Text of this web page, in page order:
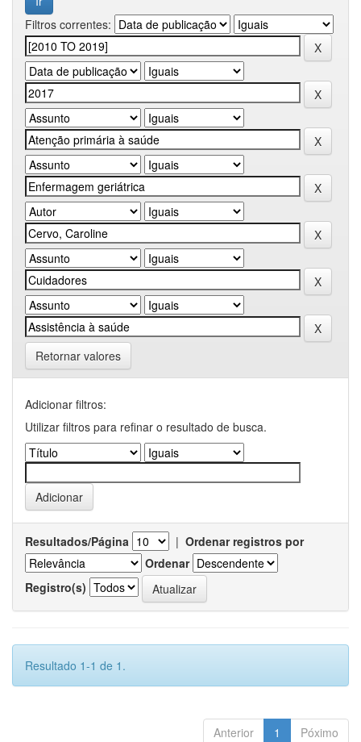
Filtros correntes:
Retornar valores
Adicionar filtros:
Utilizar filtros para refinar o resultado de busca.
Resultados/Página | Ordenar registros por
Ordenar
Registro(s)
Resultado 1-1 de 1.
Anterior 1 Póximo